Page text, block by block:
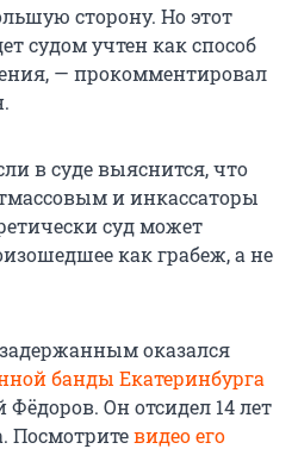
сторону. Но этот
судом учтен как способ
— прокомментировал
в суде выяснится, что
и инкассаторы
суд может
как грабеж, а не
оказался
банды Екатеринбурга
Он отсидел 14 лет
Посмотритевидео его